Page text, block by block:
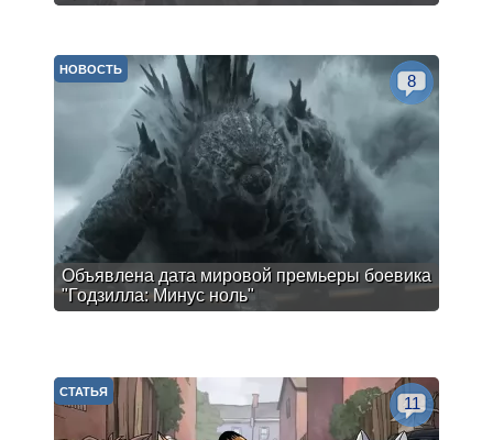
Объявлена дата мировой премьеры боевика
"Годзилла: Минус ноль"
НОВОСТЬ
8
СТАТЬЯ
11